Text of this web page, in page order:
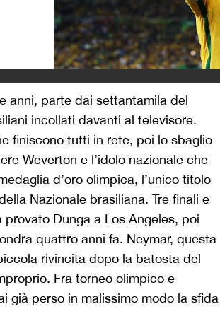
anni, parte dai settantamila del
incollati davanti al televisore.
finiscono tutti in rete, poi lo sbaglio
Weverton e l’idolo nazionale che
d’oro olimpica, l’unico titolo
Nazionale brasiliana. Tre finali e
Dunga a Los Angeles, poi
quattro anni fa. Neymar, questa
rivincita dopo la batosta del
Fra torneo olimpico e
già perso in malissimo modo la sfida